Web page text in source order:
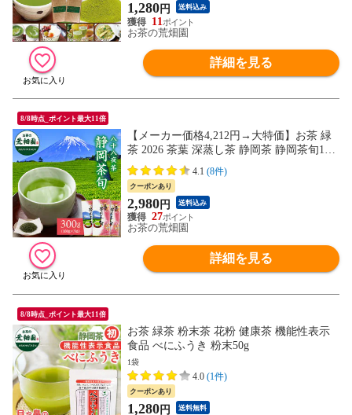
1,280円 送料込み
11
お茶の荒畑園
詳細を見る
8/8時点_ポイント最大11倍
【メーカー価格4,212円→大特価】お茶 緑
茶 2026 茶葉 深蒸し茶 静岡茶 静岡茶旬100
g 3袋セット
4.1 (8件)
クーポンあり
2,980円 送料込み
27
お茶の荒畑園
詳細を見る
8/8時点_ポイント最大11倍
お茶 緑茶 粉末茶 花粉 健康茶 機能性表示
食品 べにふうき 粉末50g
1袋
4.0 (1件)
クーポンあり
1,280円 送料無料